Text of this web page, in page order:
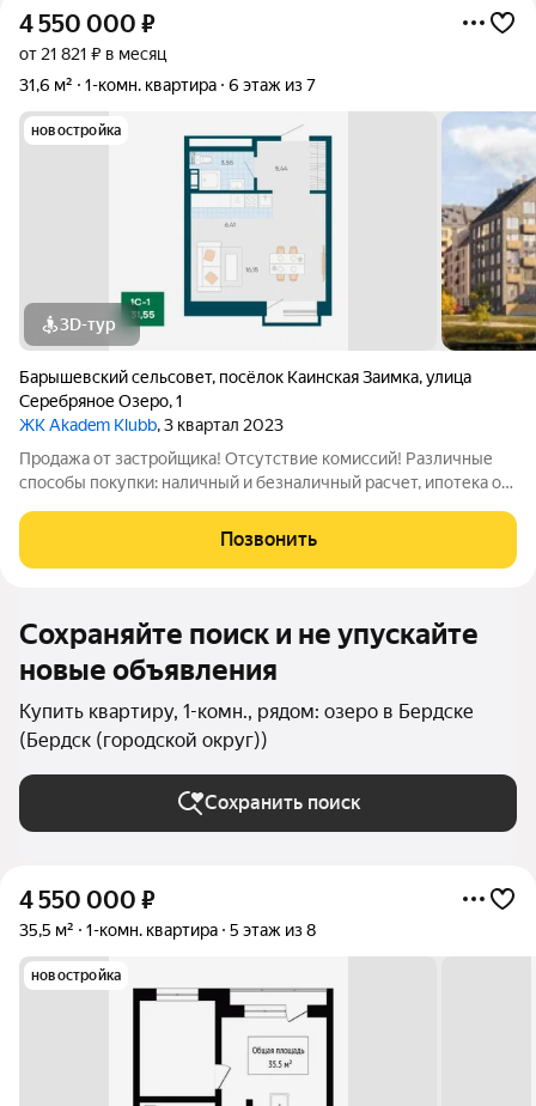
4 550 000 ₽
от 21 821 ₽ в месяц
31,6 м²
1-комн. квартира 6 этаж из 7
новостройка
3D-тур
Барышевский сельсовет, посёлок Каинская Заимка,улица
Серебряное Озеро,1
ЖК Akadem Klubb, 3 квартал 2023
Продажа от застройщика! Отсутствие комиссий! Различные
способы покупки: наличный и безналичный расчет, ипотека от
разработаны с учетом сценария жизни современной семьи.
Дома каскадом спускаются
Позвонить
Сохраняйте поиск и не упускайте
новые объявления
Купить квартиру, 1-комн., рядом: озеро в Бердске
(Бердск (городской округ))
Сохранить поиск
4 550 000 ₽
35,5 м² 1-комн. квартира 5 этаж из 8
новостройка